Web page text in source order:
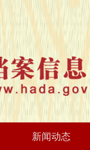
新闻动态